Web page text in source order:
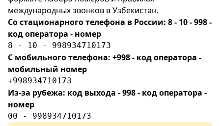
международных звонков в Узбекистан.
Со стационарного телефона в России: 8 - 10 - 998 -
код оператора - номер
8 - 10 - 998934710173
С мобильного телефона: +998 - код оператора -
мобильный номер
+998934710173
Из-за рубежа: код выхода - 998 - код оператора -
номер
00 - 998934710173